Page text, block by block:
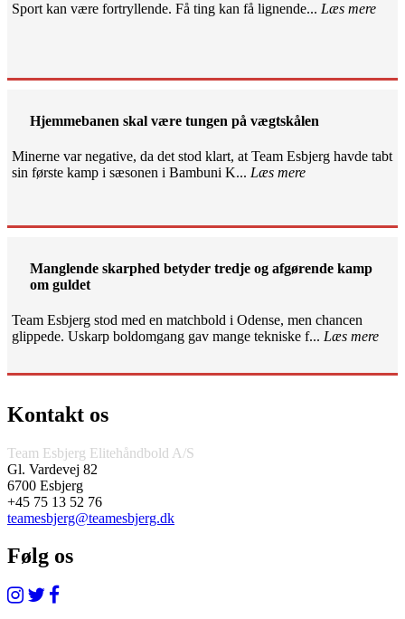
Sport kan være fortryllende. Få ting kan få lignende... Læs mere
Hjemmebanen skal være tungen på vægtskålen
Minerne var negative, da det stod klart, at Team Esbjerg havde tabt
sin første kamp i sæsonen i Bambuni K... Læs mere
Manglende skarphed betyder tredje og afgørende kamp
om guldet
Team Esbjerg stod med en matchbold i Odense, men chancen
glippede. Uskarp boldomgang gav mange tekniske f... Læs mere
Kontakt os
Team Esbjerg Elitehåndbold A/S
Gl. Vardevej 82
6700 Esbjerg
+45 75 13 52 76
teamesbjerg@teamesbjerg.dk
Følg os